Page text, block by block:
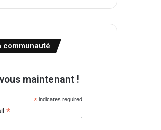
communauté
maintenant !
*indicates required
*